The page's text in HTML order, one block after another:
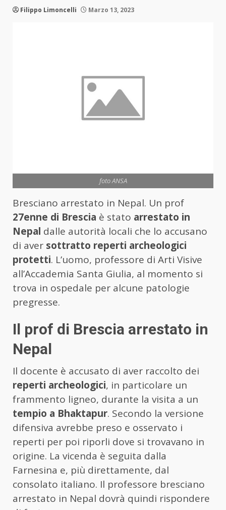
Filippo Limoncelli Marzo 13, 2023
foto ANSA
Bresciano arrestato in Nepal. Un prof
27enne di Brescia è stato arrestato in
Nepal dalle autorità locali che lo accusano
di aver sottratto reperti archeologici
protetti. L’uomo, professore di Arti Visive
all’Accademia Santa Giulia, al momento si
trova in ospedale per alcune patologie
pregresse.
Il prof di Brescia arrestato in
Nepal
Il docente è accusato di aver raccolto dei
reperti archeologici, in particolare un
frammento ligneo, durante la visita a un
tempio a Bhaktapur. Secondo la versione
difensiva avrebbe preso e osservato i
reperti per poi riporli dove si trovavano in
origine. La vicenda è seguita dalla
Farnesina e, più direttamente, dal
consolato italiano. Il professore bresciano
arrestato in Nepal dovrà quindi rispondere